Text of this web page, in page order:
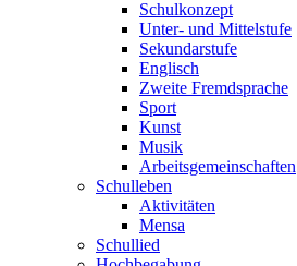
Schulkonzept
Unter- und Mittelstufe
Sekundarstufe
Englisch
Zweite Fremdsprache
Sport
Kunst
Musik
Arbeitsgemeinschaften
Schulleben
Aktivitäten
Mensa
Schullied